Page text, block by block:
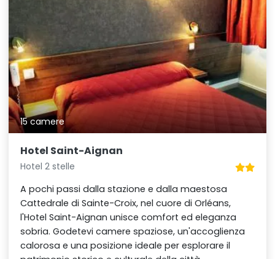
15 camere
Hotel Saint-Aignan
Hotel 2 stelle
A pochi passi dalla stazione e dalla maestosa
Cattedrale di Sainte-Croix, nel cuore di Orléans,
l'Hotel Saint-Aignan unisce comfort ed eleganza
sobria. Godetevi camere spaziose, un'accoglienza
calorosa e una posizione ideale per esplorare il